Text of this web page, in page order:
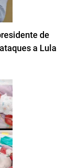
de
a Lula